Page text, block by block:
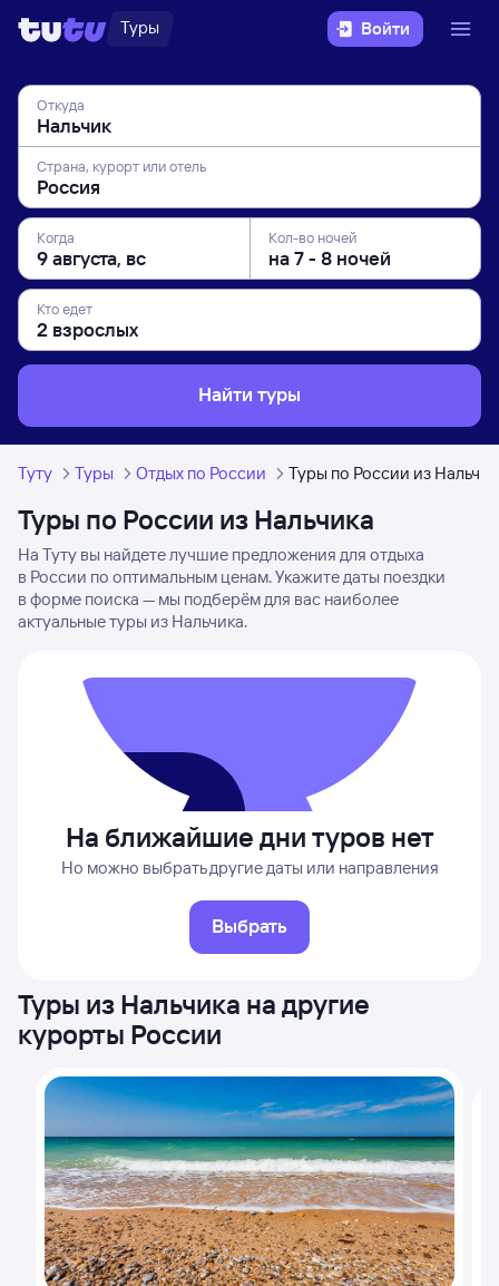
Туры Войти
Откуда
Страна, курорт или отель
Когда Кол-во ночей
Кто едет
Найти туры
Туту Туры Отдых по России Туры по России из
Туры по России из Нальчика
На Туту вы найдете лучшие предложения для отдыха
в России по оптимальным ценам. Укажите даты поездки
в форме поиска — мы подберём для вас наиболее
актуальные туры из Нальчика.
На ближайшие дни туров нет
Но можно выбрать другие даты или направления
Выбрать
Туры из Нальчика на другие
курорты России